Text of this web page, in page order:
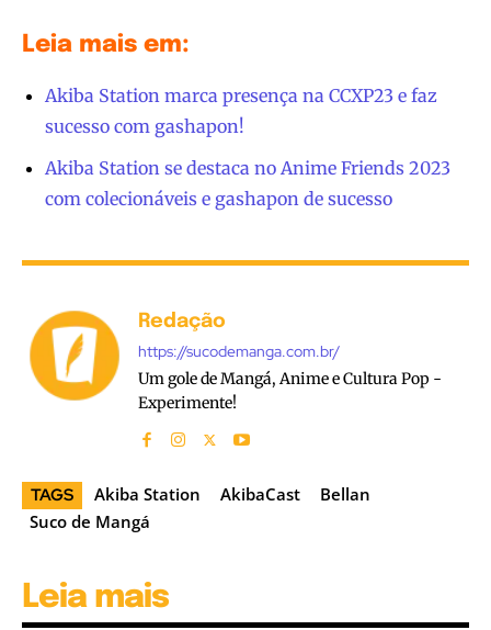
Leia mais em:
Akiba Station marca presença na CCXP23 e faz
sucesso com gashapon!
Akiba Station se destaca no Anime Friends 2023
com colecionáveis e gashapon de sucesso
Redação
https://sucodemanga.com.br/
Um gole de Mangá, Anime e Cultura Pop -
Experimente!
TAGS Akiba Station AkibaCast
Bellan
Suco de Mangá
Leia mais